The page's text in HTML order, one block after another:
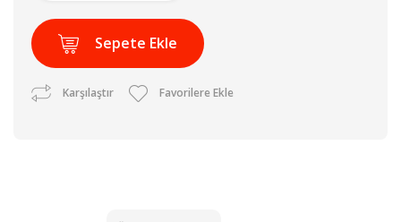
Sepete Ekle
Karşılaştır Favorilere Ekle